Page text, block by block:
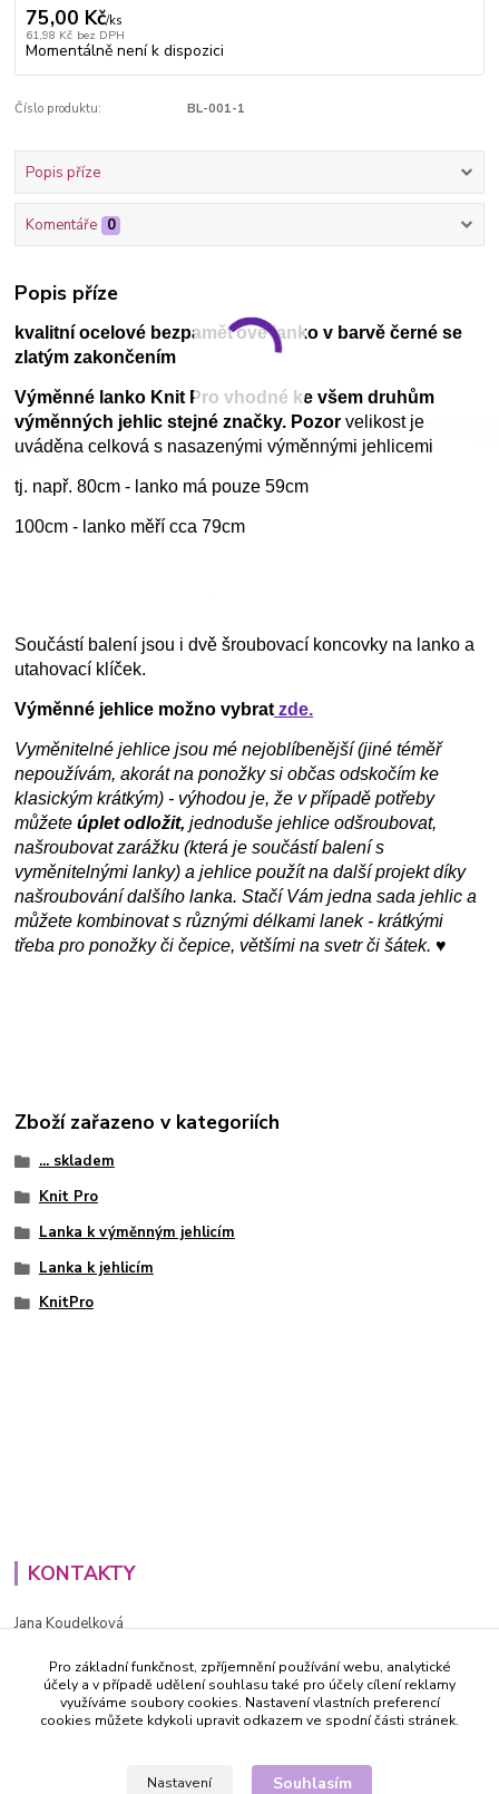
75,00 Kč/ks
61,98 Kč bez DPH
Momentálně není k dispozici
Číslo produktu: BL-001-1
Popis příze
Komentáře 0
Popis příze
kvalitní ocelové bezpaměťové lanko v barvě černé se
zlatým zakončením
Výměnné lanko Knit Pro vhodné ke všem druhům
výměnných jehlic stejné značky. Pozorvelikost je
uváděna celková s nasazenými výměnnými jehlicemi
tj. např. 80cm - lanko má pouze 59cm
100cm - lanko měří cca 79cm
Součástí balení jsou i dvě šroubovací koncovky na lanko a
utahovací klíček.
Výměnné jehlice možno vybrat zde.
Vyměnitelné jehlice jsou mé nejoblíbenější (jiné téměř
nepoužívám, akorát na ponožky si občas odskočím ke
klasickým krátkým) - výhodou je, že v případě potřeby
můžeteúplet odložit, jednoduše jehlice odšroubovat,
našroubovat zarážku (která je součástí balení s
vyměnitelnými lanky) a jehlice použít na další projekt díky
našroubování dalšího lanka. Stačí Vám jedna sada jehlic a
můžete kombinovat s různými délkami lanek - krátkými
třeba pro ponožky či čepice, většími na svetr či šátek. ♥
Zboží zařazeno v kategoriích
... skladem
Knit Pro
Lanka k výměnným jehlicím
Lanka k jehlicím
KnitPro
KONTAKTY
Jana Koudelková
PO - PÁ (8-16h)
info@decida.cz
Pro základní funkčnost, zpříjemnění používání webu, analytické
účely a v případě udělení souhlasu také pro účely cílení reklamy
využíváme soubory cookies. Nastavení vlastních preferencí
cookies můžete kdykoli upravit odkazem ve spodní části stránek.
Nastavení Souhlasím